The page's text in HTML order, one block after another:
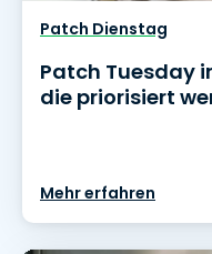
Patch Dienstag
Patch Tuesday
die priorisiert
Mehr erfahren